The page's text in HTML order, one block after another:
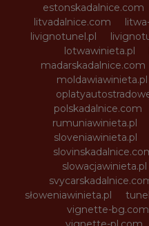
estonskadalnice.com
litvadalnice.com
livignotunel.pl
lotwawinieta.pl
madarskadalnice.com
moldawiawinieta.pl
polskadalnice.com
rumuniawinieta.pl
sloveniawinieta.pl
slowacjawinieta.pl
słoweniawinieta.pl
vignette-bg.com